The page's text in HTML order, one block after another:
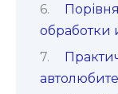
обработки